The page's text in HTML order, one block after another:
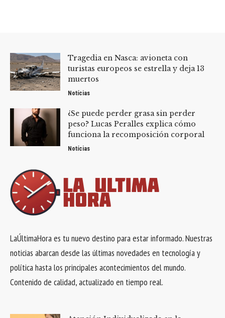
Tragedia en Nasca: avioneta con
turistas europeos se estrella y deja 13
muertos
Notícias
¿Se puede perder grasa sin perder
peso? Lucas Peralles explica cómo
funciona la recomposición corporal
Notícias
LaÚltimaHora es tu nuevo destino para estar informado. Nuestras
noticias abarcan desde las últimas novedades en tecnología y
política hasta los principales acontecimientos del mundo.
Contenido de calidad, actualizado en tiempo real.